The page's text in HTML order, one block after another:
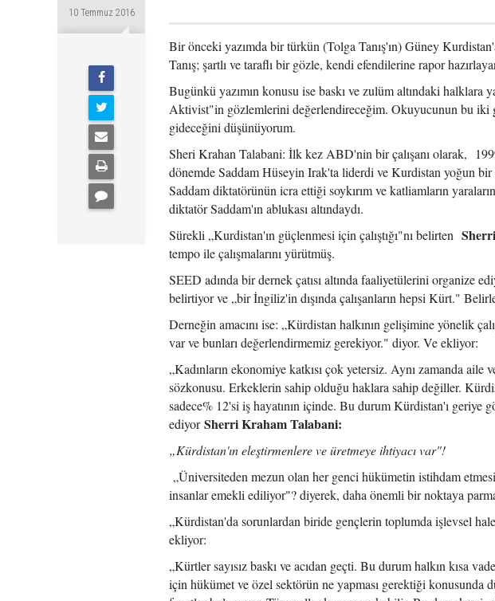
10 Temmuz 2016
Bir önceki yazımda bir türkün (Tolga Tanış'ın) Güney
Tanış; şartlı ve taraflı bir gözle, kendi efendilerine rapor
Bugünkü yazımın konusu ise baskı ve zulüm altındaki
Aktivist"in gözlemlerini değerlendireceğim. Okuyucunun bu iki
gideceğini düşünüyorum.
Sheri Krahan Talabani: İlk kez ABD'nin bir çalışanı olarak,
dönemde Saddam Hüseyin Irak'ta liderdi ve Kurdistan yoğun bir
Saddam diktatörünün icra ettiği soykırım ve katliamların
diktatör Saddam'ın ablukası altındaydı.
Sürekli „Kurdistan'ın güçlenmesi için çalıştığı"nı belirten
tempo ile çalışmalarını yürütmüş.
SEED adında bir dernek çatısı altında faaliyetülerini organize
belirtiyor ve „bir İngiliz'in dışında çalışanların hepsi Kürt."
Derneğin amacını ise: „Kürdistan halkının gelişimine yönelik
var ve bunları değerlendirmemiz gerekiyor." diyor. Ve ekliyor:
„Kadınların ekonomiye katkısı çok yetersiz. Aynı zamanda aile
sözkonusu. Erkeklerin sahip olduğu haklara sahip değiller.
sadece% 12'si iş hayatının içinde. Bu durum Kürdistan'ı
ediyorSherri Kraham Talabani:
„Kürdistan'ın eleştirmenlere ve üretmeye ihtiyacı var"!
„Üniversiteden mezun olan her genci hükümetin istihdam
insanlar emekli ediliyor"? diyerek, daha önemli bir noktaya
„Kürdistan'da sorunlardan biride gençlerin toplumda işlevsel
ekliyor:
„Kürtler sayısız baskı ve acıdan geçti. Bu durum halkın kısa
için hükümet ve özel sektörün ne yapması gerektiği konusunda